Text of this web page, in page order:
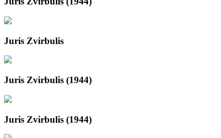
Juris Zvirbulis
Juris Zvirbulis (1944)
Juris Zvirbulis (1944)